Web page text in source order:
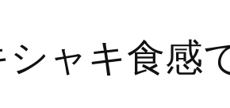
シャキ食感